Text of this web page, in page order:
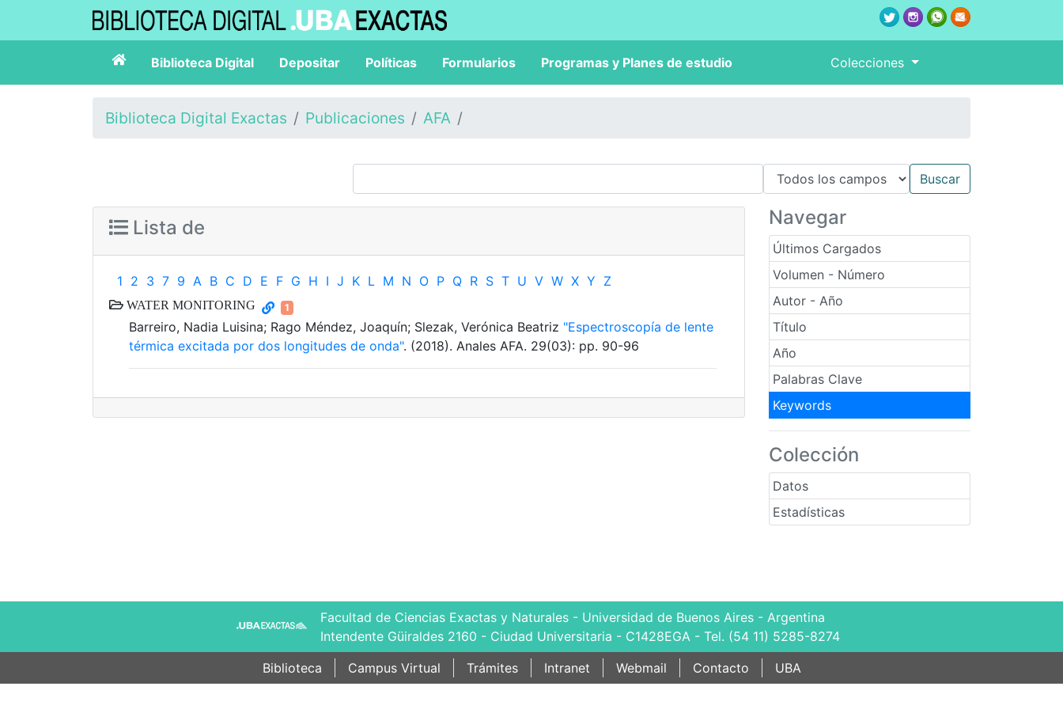
Biblioteca Digital Depositar Políticas Formularios Programas y Planes de estudio Colecciones
Biblioteca Digital Exactas Publicaciones AFA
Navegar
Últimos Cargados
Volumen - Número
Autor - Año
Título
Año
Palabras Clave
Keywords
Colección
Datos
Estadísticas
Lista de
1 2 3 7 9 A B C D E F G H I J K L M N O P Q R S T U V W X Y Z
WATER MONITORING 1
Barreiro, Nadia Luisina; Rago Méndez, Joaquín; Slezak, Verónica Beatriz "Espectroscopía de lente
térmica excitada por dos longitudes de onda". (2018). Anales AFA. 29(03): pp. 90-96
Facultad de Ciencias Exactas y Naturales - Universidad de Buenos Aires - Argentina
Intendente Güiraldes 2160 - Ciudad Universitaria - C1428EGA - Tel. (54 11) 5285-8274
Biblioteca
Campus Virtual Trámites Intranet Webmail Contacto UBA